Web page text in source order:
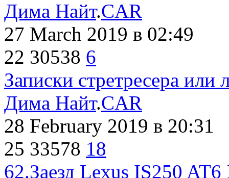
Дима Найт.CAR
27 March 2019 в 02:49
22 30538 6
Записки стретресера или
Дима Найт.CAR
28 February 2019 в 20:31
25 33578 18
62.Заезд Lexus IS250